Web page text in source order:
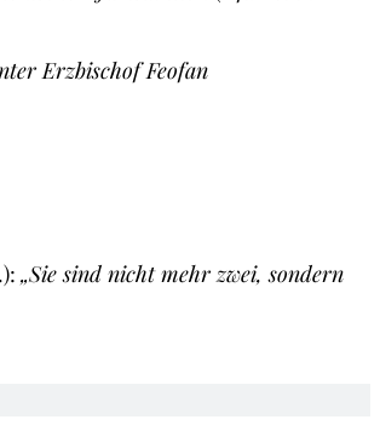
Erzbischof Feofan
„Sie sind nicht mehr zwei, sondern